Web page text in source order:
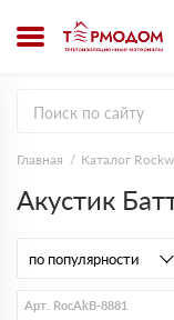
Главная Каталог
Акустик
Арт. RocAkB-8881